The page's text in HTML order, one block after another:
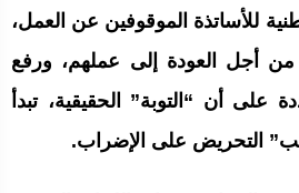
للأساتذة الموقوفين عن العمل،
أجل العودة إلى عملهم، ورفع
على أن “التوبة” الحقيقية، تبدأ
التحريض على الإضراب.